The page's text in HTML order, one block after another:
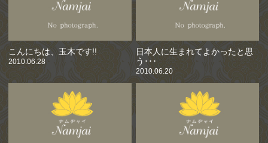
こんにちは、玉木です!!
2010.06.28
日本人に生まれてよかったと思
う･･･
2010.06.20